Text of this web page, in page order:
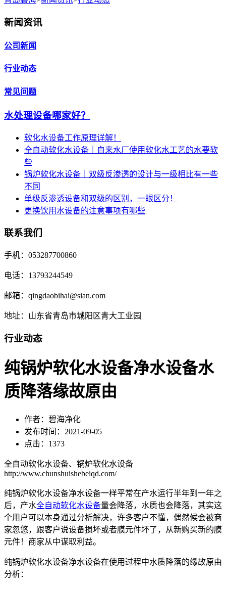
新闻资讯
公司新闻
行业动态
常见问题
水处理设备哪家好？
软化水设备工作原理详解！
全自动软化水设备｜自来水厂使用软化水工艺的水要软
些
锅炉软化水设备｜双级反渗透的设计与一级相比有一些
不同
单级反渗透设备和双级的区别，一眼区分！
更换饮用水设备的注意事项有哪些
联系我们
手机：053287700860
电话：13793244549
邮箱：qingdaobihai@sian.com
地址：山东省青岛市城阳区青大工业园
行业动态
纯锅炉软化水设备净水设备水
质降落缘故原由
作者：碧海净化
发布时间：2021-09-05
点击：1373
全自动软化水设备、锅炉软化水设备
http://www.chunshuishebeiqd.com/
纯锅炉软化水设备净水设备一样平常在产水运行半年到一年之
后，产水全自动软化水设备量会降落，水质也会降落，其实这
个用户可以本身通过分析解决，许多客户不懂，偶然候会被商
家忽悠，跟客户说设备损坏或者膜元件坏了，从新购买新的膜
元件！商家从中谋取利益。
纯锅炉软化水设备净水设备在使用过程中水质降落的缘故原由
分析：